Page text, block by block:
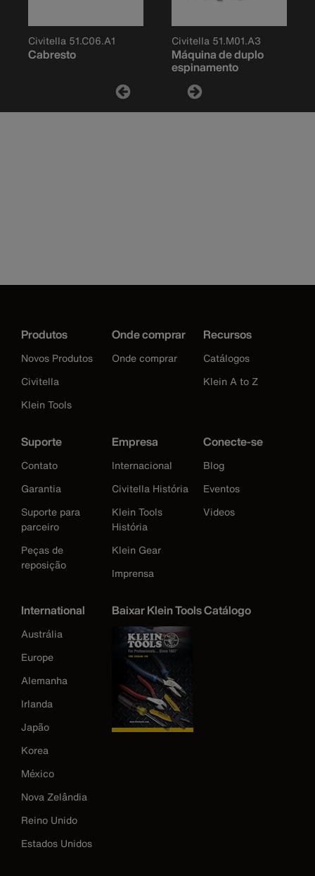
Civitella 51.C06.A1
Cabresto
Civitella 51.M01.A3
Máquina de duplo
espinamento
Produtos
Novos Produtos
Civitella
Klein Tools
Onde comprar
Onde comprar
Recursos
Catálogos
Klein A to Z
Suporte
Contato
Garantia
Suporte para
parceiro
Peças de
reposição
Empresa
Internacional
Civitella História
Klein Tools
História
Klein Gear
Imprensa
Conecte-se
Blog
Eventos
Videos
International
Austrália
Europe
Alemanha
Irlanda
Japão
Korea
México
Nova Zelândia
Reino Unido
Estados Unidos
Baixar Klein Tools Catálogo